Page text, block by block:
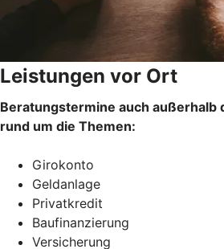
Leistungen vor Ort
Beratungstermine auch außerhalb
rund um die Themen:
Girokonto
Geldanlage
Privatkredit
Baufinanzierung
Versicherung